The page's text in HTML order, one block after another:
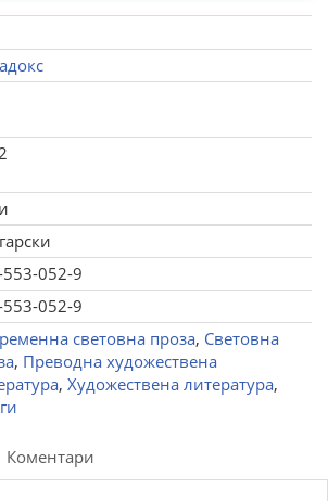
052-9
052-9
световна проза, Световна
, Преводна художествена
, Художествена литература,
Коментари